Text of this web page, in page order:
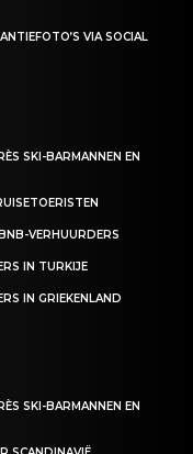
VIA SOCIAL
SKI-BARMANNEN EN
VERHUURDERS
IN TURKIJE
IN GRIEKENLAND
SKI-BARMANNEN EN